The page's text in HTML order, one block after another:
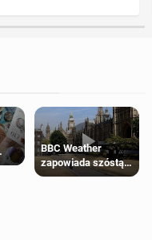
BBC Weather
zapowiada szóstą
falę upałów w